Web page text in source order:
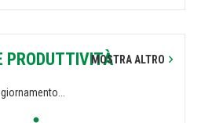
PRODUTTIVITÀMOSTRA ALTRO